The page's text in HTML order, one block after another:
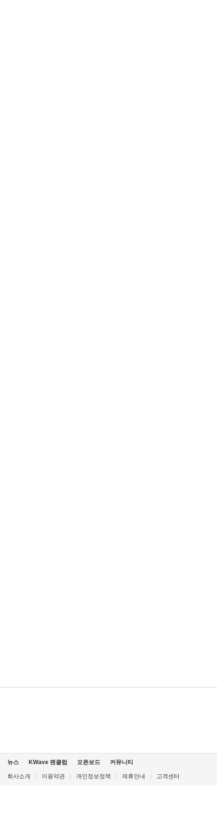
뉴스 KWave 팬클럽 오픈보드 커뮤니티
회사소개 이용약관 개인정보정책 제휴안내 고객센터